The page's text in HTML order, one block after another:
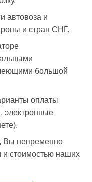
автовоза и
и стран СНГ.
большой
оплаты
электронные
Вы непременно
и стоимостью наших